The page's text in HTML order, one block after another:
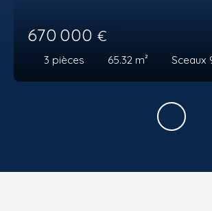
670 000 €
3 pièces 65.32 m² Sceaux